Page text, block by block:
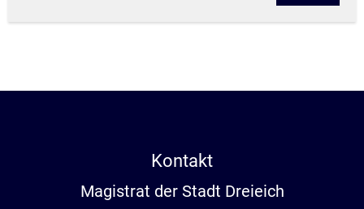
Kontakt
Magistrat der Stadt Dreieich